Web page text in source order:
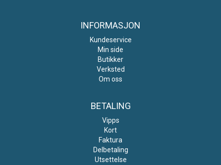
INFORMASJON
Kundeservice
Min side
Butikker
Verksted
Om oss
BETALING
Vipps
Kort
Faktura
Delbetaling
Utsettelse